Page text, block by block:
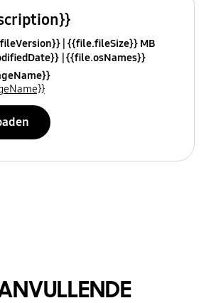
{{file.fileSize}} MB
{{file.osNames}}